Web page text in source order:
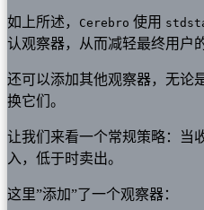
如上所述， Cerebro 使用
认观察器，从而减轻最终用户
还可以添加其他观察器，无论
换它们。
让我们来看一个常规策略：当
入，低于时卖出。
这里”添加”了一个观察器：